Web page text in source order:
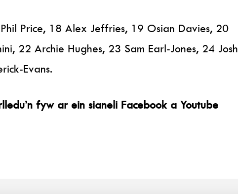
Price, 18 Alex Jeffries, 19 Osian Davies, 20
22 Archie Hughes, 23 Sam Earl-Jones, 24 Josh
Evans.
fyw ar ein sianeli Facebook a Youtube